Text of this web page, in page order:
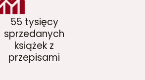
55 tysięcy
sprzedanych
książek z
przepisami